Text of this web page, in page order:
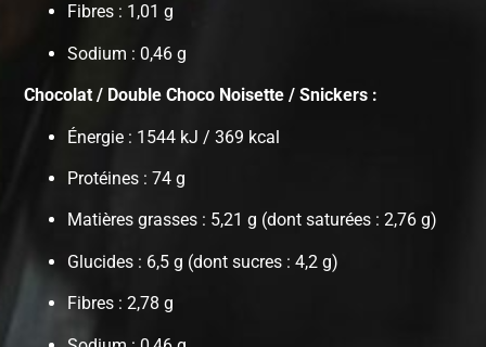
Fibres : 1,01 g
Sodium : 0,46 g
Chocolat / Double Choco Noisette / Snickers :
Énergie : 1544 kJ / 369 kcal
Protéines : 74 g
Matières grasses : 5,21 g (dont saturées : 2,76 g)
Glucides : 6,5 g (dont sucres : 4,2 g)
Fibres : 2,78 g